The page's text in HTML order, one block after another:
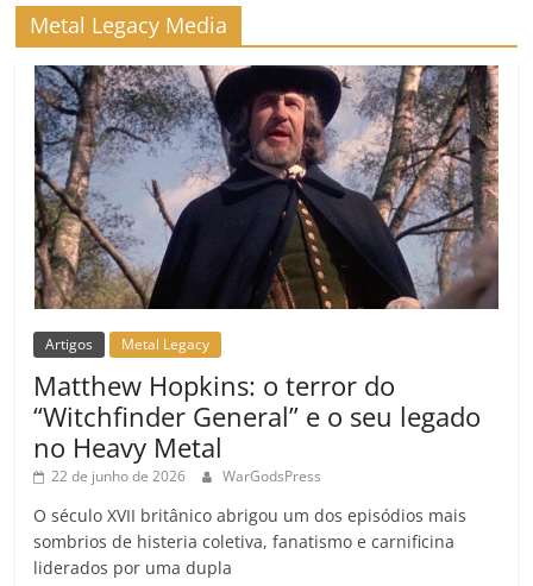
Metal Legacy Media
Artigos Metal Legacy
Matthew Hopkins: o terror do
“Witchfinder General” e o seu legado
no Heavy Metal
22 de junho de 2026 WarGodsPress
O século XVII britânico abrigou um dos episódios mais
sombrios de histeria coletiva, fanatismo e carnificina
liderados por uma dupla